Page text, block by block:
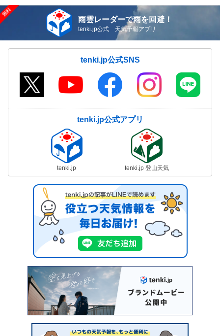
雨雲レーダーで雨を回避！
tenki.jp公式 天気予報アプリ
tenki.jp公式SNS
tenki.jp公式アプリ
tenki.jp tenki.jp 登山天気